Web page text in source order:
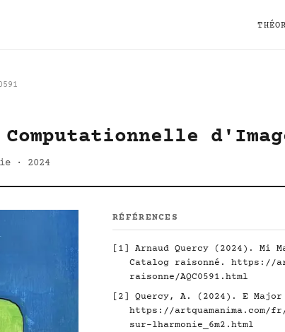
· 2024
RÉFÉRENCES
[1] Arnaud Quercy (2024). Mi
Catalog raisonné. https://
raisonne/AQC0591.html
[2] Quercy, A. (2024). E
https://artquamanima.com/
sur-lharmonie_6m2.html